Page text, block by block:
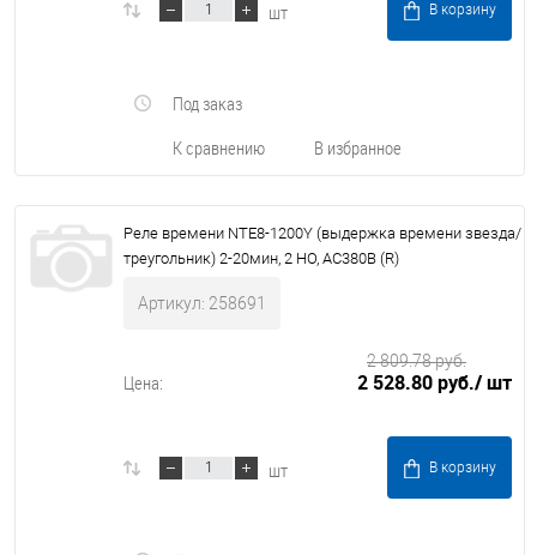
шт В корзину
К сравнению В избранное
Под заказ
Реле времени NTE8-1200Y (выдержка времени звезда/
треугольник) 2-20мин, 2 НО, AC380В (R)
Артикул: 258691
Цена: 2 528.80 руб./ шт
2 809.78 руб.
шт В корзину